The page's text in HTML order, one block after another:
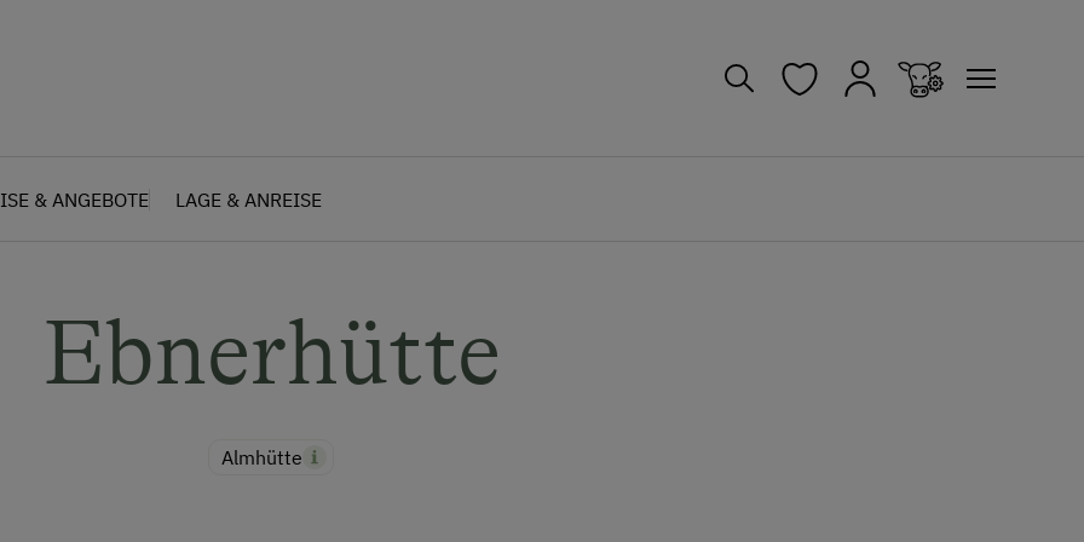
& ANGEBOTE LAGE & ANREISE
Ebnerhütte
Almhütte